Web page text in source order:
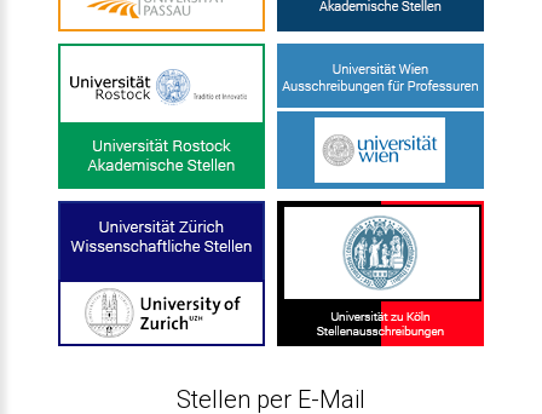
Stellen per E-Mail